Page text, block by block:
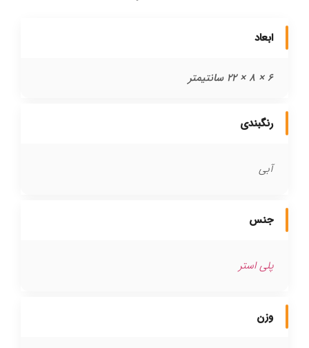
ابعاد
6 × 8 × 22 سانتیمتر
رنگبندی
آبی
جنس
پلی استر
وزن